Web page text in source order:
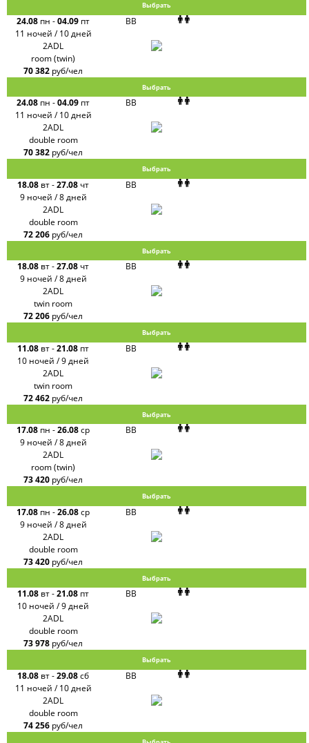
Выбрать
24.08 пн -04.09 пт
11 ночей / 10 дней
BB
2ADL
room (twin)
70 382 руб/чел
Выбрать
24.08 пн -04.09 пт
11 ночей / 10 дней
BB
2ADL
double room
70 382 руб/чел
Выбрать
18.08 вт-27.08 чт
9 ночей / 8 дней
BB
2ADL
double room
72 206 руб/чел
Выбрать
18.08 вт-27.08 чт
9 ночей / 8 дней
BB
2ADL
twin room
72 206 руб/чел
Выбрать
11.08 вт-21.08 пт
10 ночей / 9 дней
BB
2ADL
twin room
72 462 руб/чел
Выбрать
17.08 пн -26.08ср
9 ночей / 8 дней
BB
2ADL
room (twin)
73 420 руб/чел
Выбрать
17.08 пн -26.08ср
9 ночей / 8 дней
BB
2ADL
double room
73 420 руб/чел
Выбрать
11.08 вт-21.08 пт
10 ночей / 9 дней
BB
2ADL
double room
73 978 руб/чел
Выбрать
18.08 вт-29.08сб
11 ночей / 10 дней
BB
2ADL
double room
74 256 руб/чел